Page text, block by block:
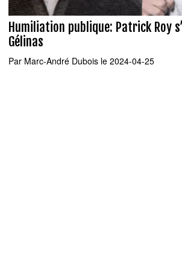
Humiliation publique: Patrick Roy
Gélinas
Par Marc-André Dubois le 2024-04-25